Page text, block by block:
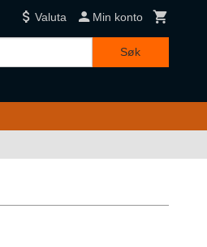
Valuta Min konto
Søk